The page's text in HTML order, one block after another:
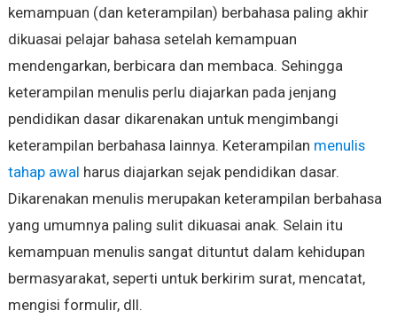
kemampuan (dan keterampilan) berbahasa paling akhir
dikuasai pelajar bahasa setelah kemampuan
mendengarkan, berbicara dan membaca. Sehingga
keterampilan menulis perlu diajarkan pada jenjang
pendidikan dasar dikarenakan untuk mengimbangi
keterampilan berbahasa lainnya. Keterampilan menulis
tahap awal harus diajarkan sejak pendidikan dasar.
Dikarenakan menulis merupakan keterampilan berbahasa
yang umumnya paling sulit dikuasai anak. Selain itu
kemampuan menulis sangat dituntut dalam kehidupan
bermasyarakat, seperti untuk berkirim surat, mencatat,
mengisi formulir, dll.